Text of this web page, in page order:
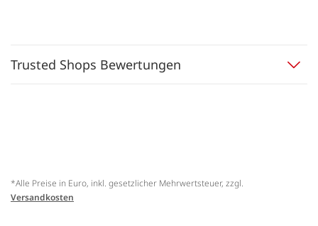
Trusted Shops Bewertungen
*Alle Preise in Euro, inkl. gesetzlicher Mehrwertsteuer, zzgl.
Versandkosten